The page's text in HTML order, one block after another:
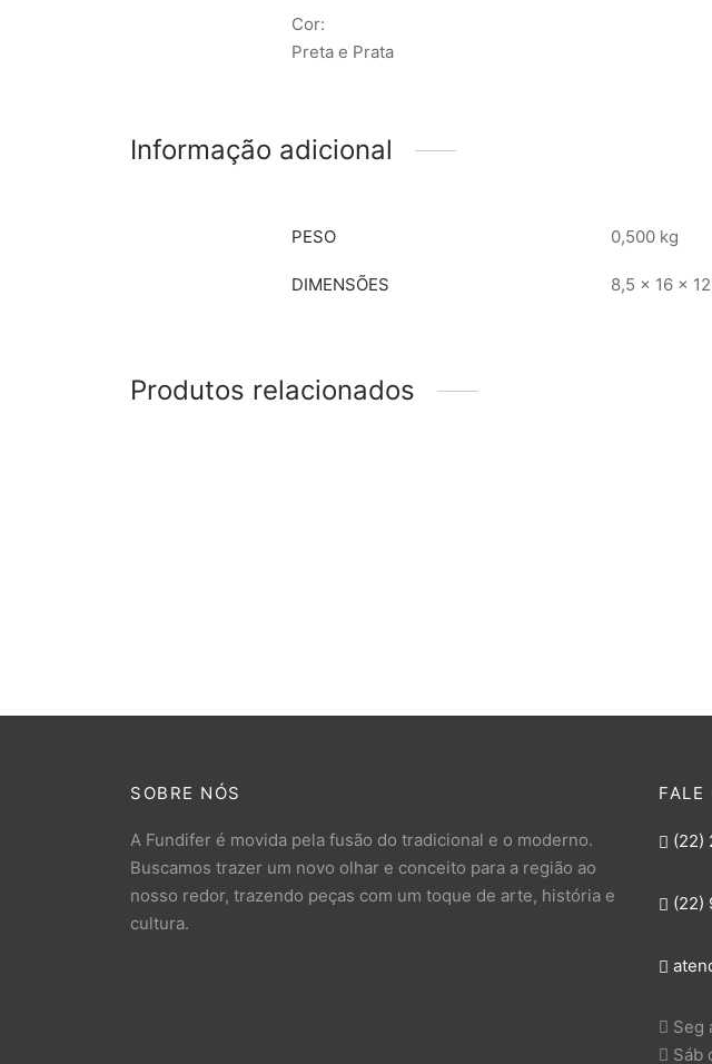
Cor:
Preta e Prata
Informação adicional
PESO 0,500 kg
DIMENSÕES 8,5 × 16 ×
Produtos relacionados
SOBRE NÓS
A Fundifer é movida pela fusão do tradicional e o moderno.
Buscamos trazer um novo olhar e conceito para a região ao
nosso redor, trazendo peças com um toque de arte, história e
cultura.
FALE
(22)
(22)
Seg
Sáb